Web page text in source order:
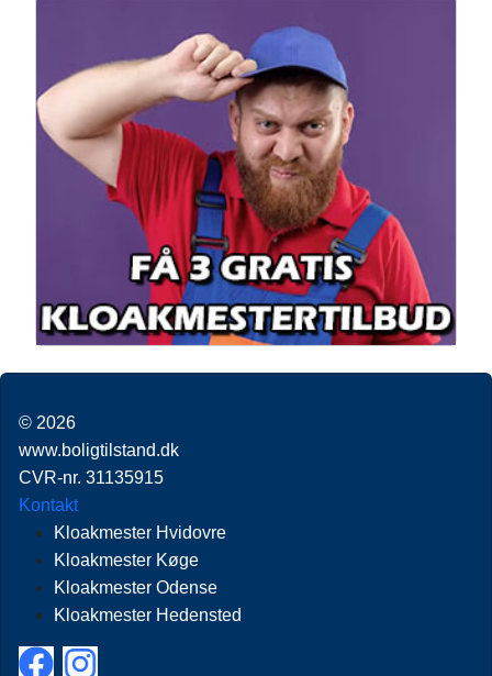
© 2026
www.boligtilstand.dk
CVR-nr. 31135915
Kontakt
Kloakmester Hvidovre
Kloakmester Køge
Kloakmester Odense
Kloakmester Hedensted